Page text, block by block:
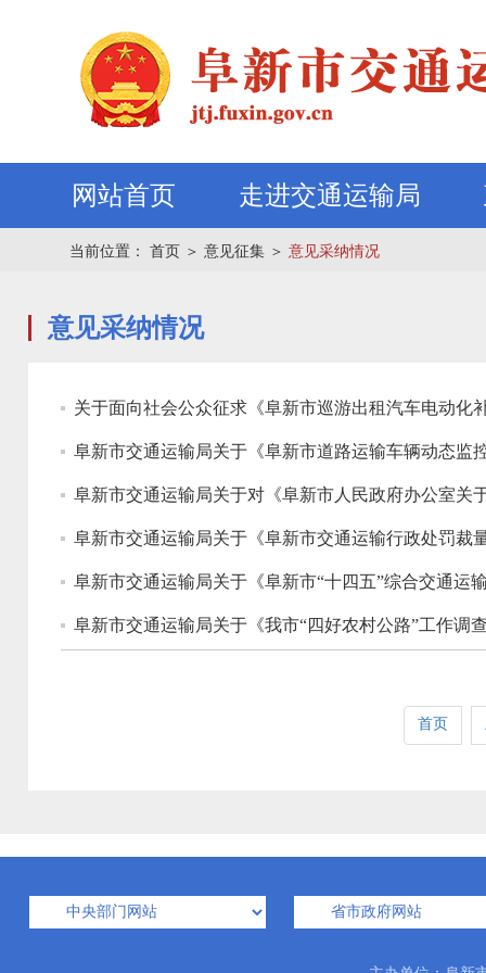
网站首页 走进交通运输局
当前位置： 首页 ＞ 意见征集 ＞ 意见采纳情况
意见采纳情况
关于面向社会公众征求《阜新市巡游出租汽车电动化
阜新市交通运输局关于《阜新市道路运输车辆动态监
阜新市交通运输局关于《阜新市交通运输行政处罚裁
阜新市交通运输局关于《阜新市“十四五”综合交通运
阜新市交通运输局关于《我市“四好农村公路”工作调
首页